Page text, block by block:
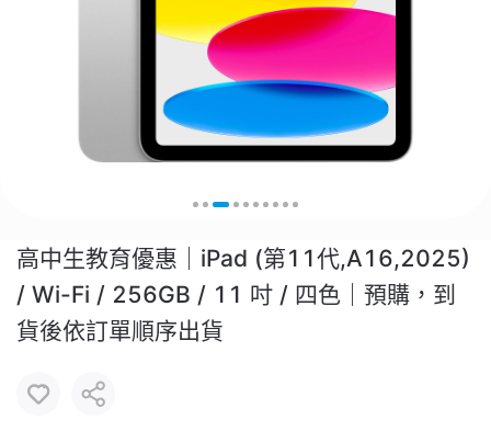
高中生教育優惠｜iPad (第11代,A16,2025)
/ Wi-Fi / 256GB / 11 吋 / 四色｜預購，到
貨後依訂單順序出貨